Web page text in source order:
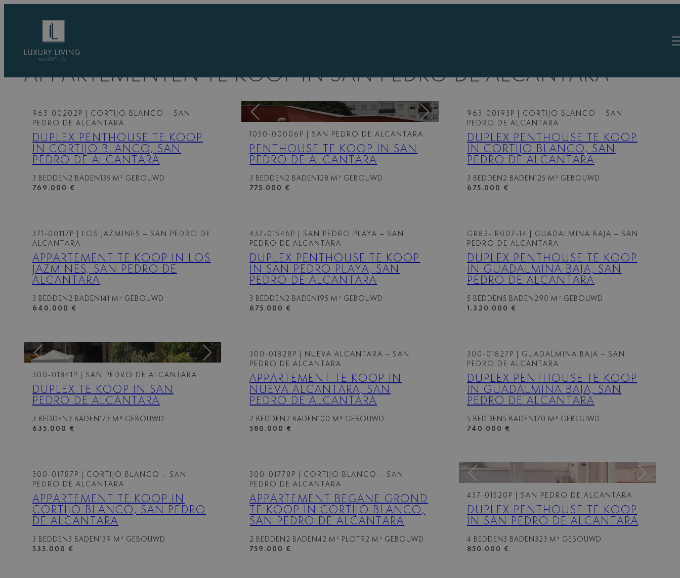
APPARTEMENTEN TE KOOP IN SAN PEDRO DE ALCÁNTARA
963-00202P
| CORTIJO BLANCO – SAN
PEDRO DE ALCANTARA
DUPLEX PENTHOUSE TE KOOP
IN CORTIJO BLANCO, SAN
PEDRO DE ALCANTARA
3 BEDDEN 2 BADEN 135 M² GEBOUWD
769.000 €
1050-00006P | SAN PEDRO DE ALCANTARA
PENTHOUSE TE KOOP IN SAN
PEDRO DE ALCANTARA
3 BEDDEN 2 BADEN
128 M² GEBOUWD
775.000 €
963-00193P
| CORTIJO BLANCO – SAN
PEDRO DE ALCANTARA
DUPLEX PENTHOUSE TE KOOP
IN CORTIJO BLANCO, SAN
PEDRO DE ALCANTARA
3 BEDDEN 2 BADEN
125 M² GEBOUWD
675.000 €
371-00117P
| LOS JAZMINES – SAN PEDRO DE
ALCANTARA
APPARTEMENT TE KOOP IN LOS
JAZMINES, SAN PEDRO DE
ALCANTARA
3 BEDDEN 2 BADEN 141 M² GEBOUWD
640.000 €
437-01546P
| SAN PEDRO PLAYA – SAN
PEDRO DE ALCANTARA
DUPLEX PENTHOUSE TE KOOP
IN SAN PEDRO PLAYA, SAN
PEDRO DE ALCANTARA
3 BEDDEN 2 BADEN
195 M² GEBOUWD
675.000 €
GR82-IR007-14
| GUADALMINA BAJA – SAN
PEDRO DE ALCANTARA
DUPLEX PENTHOUSE TE KOOP
IN GUADALMINA BAJA, SAN
PEDRO DE ALCANTARA
5 BEDDEN 5 BADEN 290 M² GEBOUWD
1.320.000 €
300-01841P | SAN PEDRO DE ALCANTARA
DUPLEX TE KOOP IN SAN
PEDRO DE ALCANTARA
3 BEDDEN 3 BADEN
173 M² GEBOUWD
635.000 €
300-01828P
| NUEVA ALCANTARA – SAN
PEDRO DE ALCANTARA
APPARTEMENT TE KOOP IN
NUEVA ALCANTARA, SAN
PEDRO DE ALCANTARA
2 BEDDEN 2 BADEN
100 M² GEBOUWD
580.000 €
300-01827P
| GUADALMINA BAJA – SAN
PEDRO DE ALCANTARA
DUPLEX PENTHOUSE TE KOOP
IN GUADALMINA BAJA, SAN
PEDRO DE ALCANTARA
5 BEDDEN 5 BADEN
170 M² GEBOUWD
740.000 €
300-01787P
| CORTIJO BLANCO – SAN
PEDRO DE ALCANTARA
APPARTEMENT TE KOOP IN
CORTIJO BLANCO, SAN PEDRO
DE ALCANTARA
3 BEDDEN 3 BADEN 139 M² GEBOUWD
535.000 €
300-01778P
| CORTIJO BLANCO – SAN
PEDRO DE ALCANTARA
APPARTEMENT BEGANE GROND
TE KOOP IN CORTIJO BLANCO,
SAN PEDRO DE ALCANTARA
2 BEDDEN 2 BADEN42 M² PLOT 92 M² GEBOUWD
759.000 €
437-01520P | SAN PEDRO DE ALCANTARA
DUPLEX PENTHOUSE TE KOOP
IN SAN PEDRO DE ALCANTARA
4 BEDDEN 3 BADEN 323 M² GEBOUWD
850.000 €